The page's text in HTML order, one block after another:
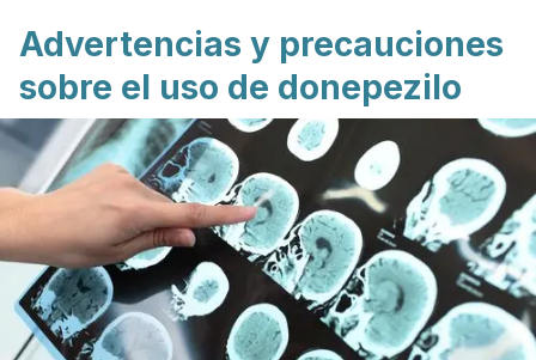
Advertencias y precauciones
sobre el uso de donepezilo